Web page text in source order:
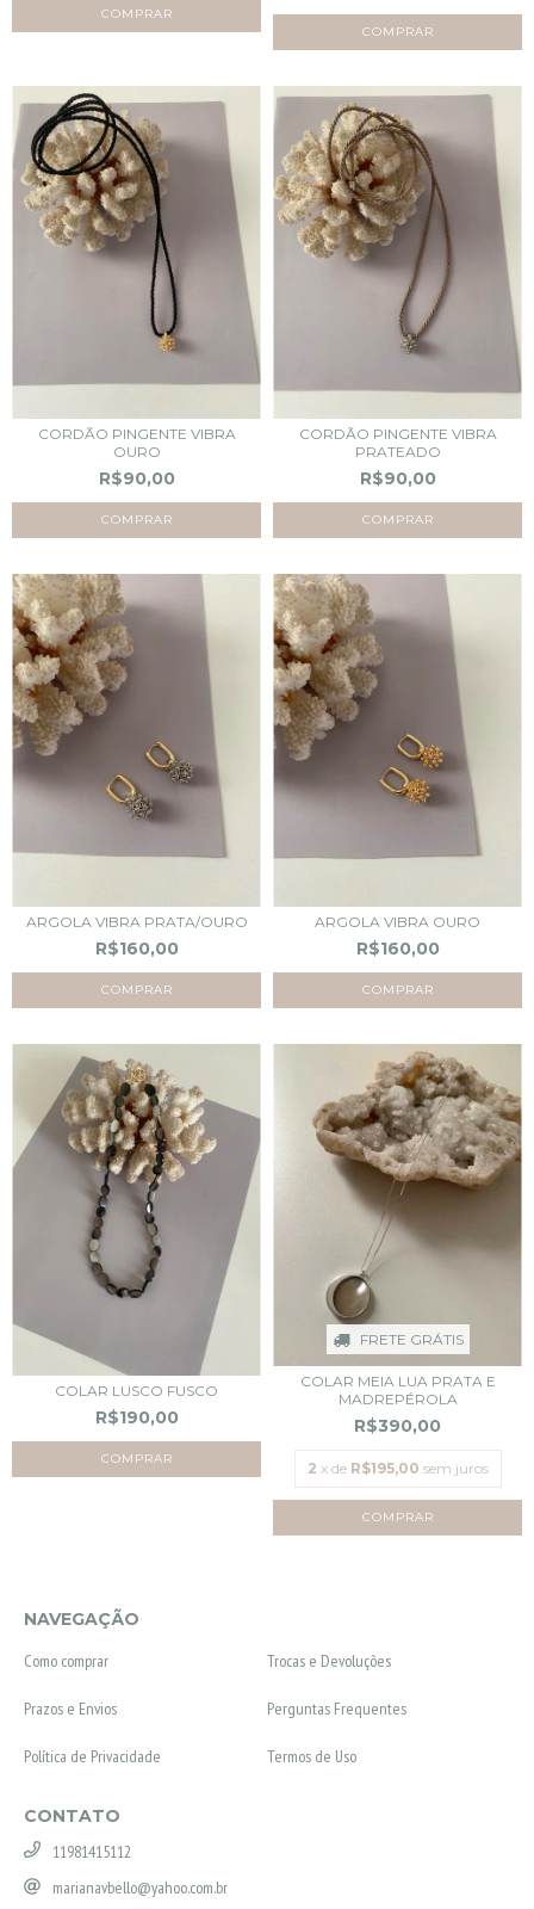
CORDÃO PINGENTE VIBRA
OURO
R$90,00
CORDÃO PINGENTE VIBRA
PRATEADO
R$90,00
ARGOLA VIBRA PRATA/OURO
R$160,00
ARGOLA VIBRA OURO
R$160,00
COLAR LUSCO FUSCO
R$190,00
FRETE GRÁTIS
COLAR MEIA LUA PRATA E
MADREPÉROLA
R$390,00
2 x de R$195,00 sem juros
NAVEGAÇÃO
Como comprar
Trocas e Devoluções
Prazos e Envios Perguntas Frequentes
Política de Privacidade Termos de Uso
CONTATO
11981415112
marianavbello@yahoo.com.br